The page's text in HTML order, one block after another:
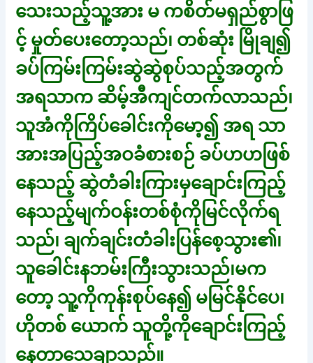
သေးသည့်သူ့အား မ ကစိတ်မရှည်စွာဖြ
င့် မှုတ်ပေးတော့သည်၊ တစ်ဆုံး မြိုချ၍
ခပ်ကြမ်းကြမ်းဆွဲဆွဲစုပ်သည့်အတွက်
အရသာက ဆိမ့်အီကျင်တက်လာသည်၊
သူအံကိုကြိပ်ခေါင်းကိုမော့၍ အရ သာ
အားအပြည့်အဝခံစားစဉ် ခပ်ဟဟဖြစ်
နေသည့် ဆွဲတံခါးကြားမှချောင်းကြည့်
နေသည့်မျက်ဝန်းတစ်စုံကိုမြင်လိုက်ရ
သည်၊ ချက်ချင်းတံခါးပြန်စေ့သွား၏၊
သူခေါင်းနဘမ်းကြီးသွားသည်၊မက
တော့ သူ့ကိုကုန်းစုပ်နေ၍ မမြင်နိုင်ပေ၊
ဟိုတစ် ယောက် သူတို့ကိုချောင်းကြည့်
နေတာသေချာသည်။